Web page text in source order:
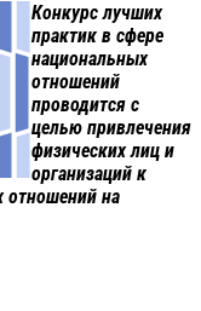
Конкурс лучших
практик в сфере
национальных
отношений
проводится с
целью привлечения
физических лиц и
организаций к
отношений на